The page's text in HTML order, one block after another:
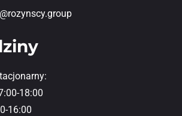
18:00
16:00